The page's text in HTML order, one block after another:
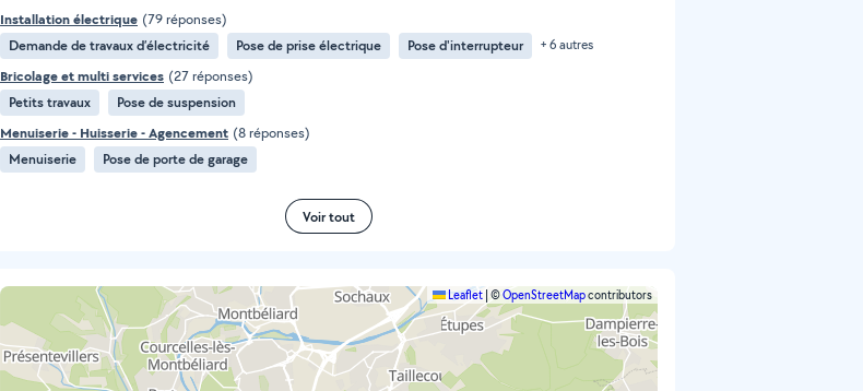
Installation électrique (79 réponses)
Demande de travaux d’électricité
Pose de prise électrique Pose d'interrupteur + 6 autres
Bricolage et multi services (27 réponses)
Petits travaux
Pose de suspension
Menuiserie - Huisserie - Agencement (8 réponses)
Menuiserie
Pose de porte de garage
Voir tout
Leaflet ©OpenStreetMapcontributors